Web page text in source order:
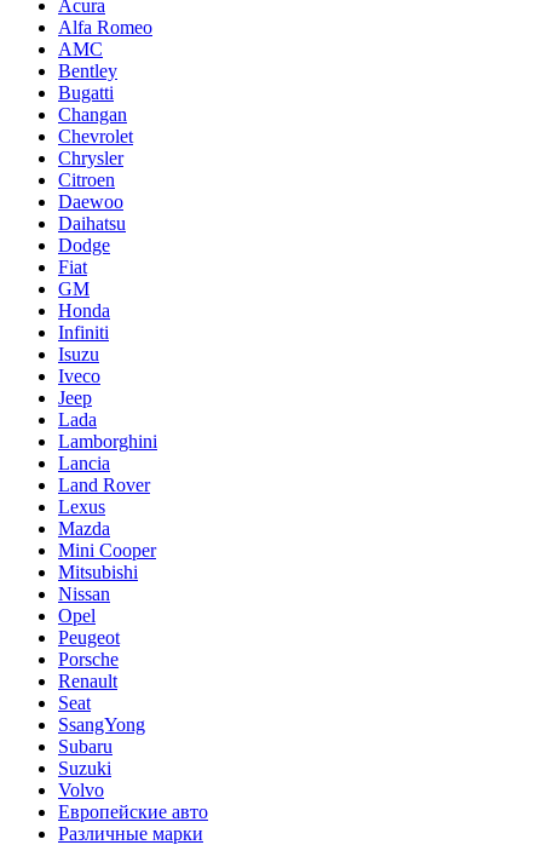
Acura
Alfa Romeo
AMC
Bentley
Bugatti
Changan
Chevrolet
Chrysler
Citroen
Daewoo
Daihatsu
Dodge
Fiat
GM
Honda
Infiniti
Isuzu
Iveco
Jeep
Lada
Lamborghini
Lancia
Land Rover
Lexus
Mazda
Mini Cooper
Mitsubishi
Nissan
Opel
Peugeot
Porsche
Renault
Seat
SsangYong
Subaru
Suzuki
Volvo
Европейские авто
Различные марки